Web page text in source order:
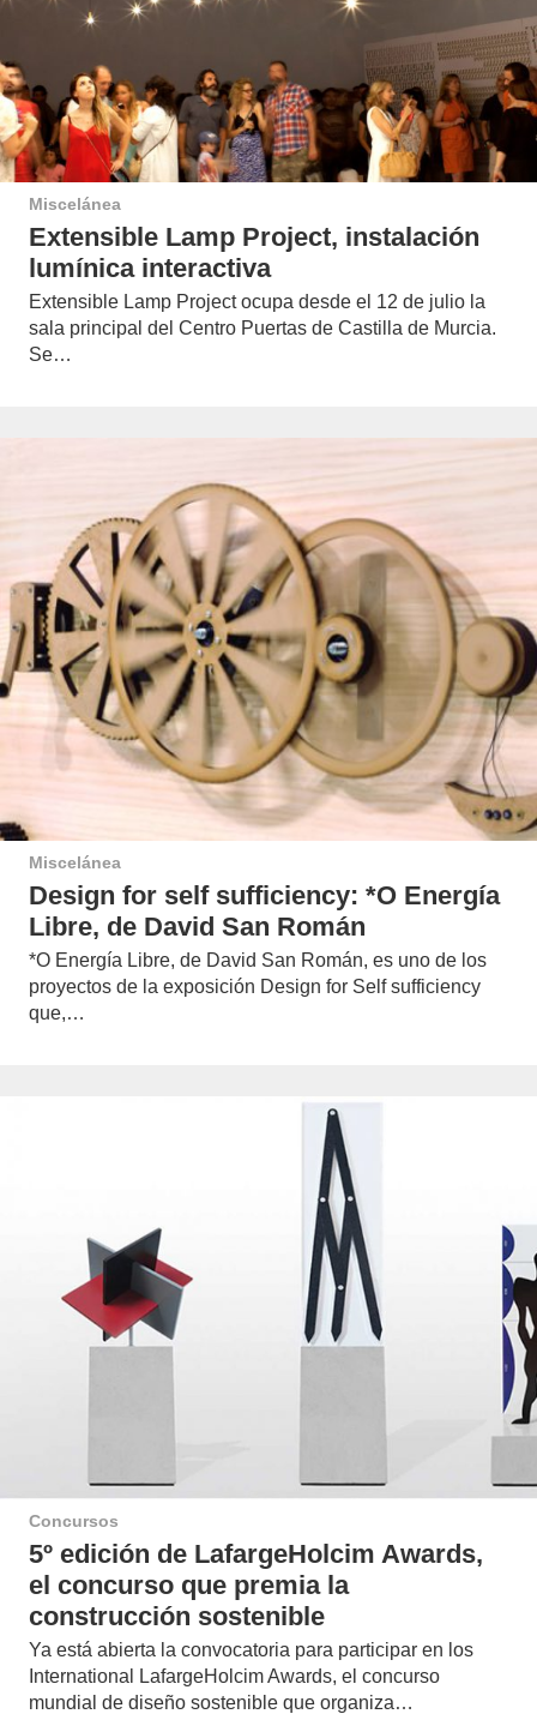
Miscelánea
Extensible Lamp Project, instalación
lumínica interactiva
Extensible Lamp Project ocupa desde el 12 de julio la
sala principal del Centro Puertas de Castilla de Murcia.
Se…
Miscelánea
Design for self sufficiency: *O Energía
Libre, de David San Román
*O Energía Libre, de David San Román, es uno de los
proyectos de la exposición Design for Self sufficiency
que,…
Concursos
5º edición de LafargeHolcim Awards,
el concurso que premia la
construcción sostenible
Ya está abierta la convocatoria para participar en los
International LafargeHolcim Awards, el concurso
mundial de diseño sostenible que organiza…